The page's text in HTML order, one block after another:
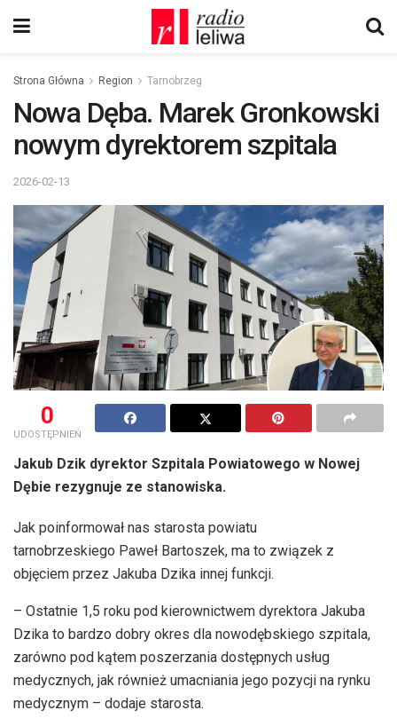
Strona Główna Region Tarnobrzeg
Nowa Dęba. Marek Gronkowski
nowym dyrektorem szpitala
2026-02-13
0
UDOSTĘPNIEŃ
Jakub Dzik dyrektor Szpitala Powiatowego w Nowej
Dębie rezygnuje ze stanowiska.
Jak poinformował nas starosta powiatu
tarnobrzeskiego Paweł Bartoszek, ma to związek z
objęciem przez Jakuba Dzika innej funkcji.
– Ostatnie 1,5 roku pod kierownictwem dyrektora Jakuba
Dzika to bardzo dobry okres dla nowodębskiego szpitala,
zarówno pod kątem poszerzania dostępnych usług
medycznych, jak również umacniania jego pozycji na rynku
medycznym – dodaje starosta.